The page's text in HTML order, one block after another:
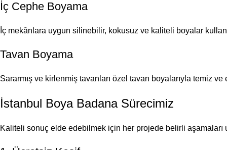
İç Cephe Boyama
İç mekânlara uygun silinebilir, kokusuz ve kaliteli boyalar
Tavan Boyama
Sararmış ve kirlenmiş tavanları özel tavan boyalarıyla temiz
İstanbul Boya Badana Sürecimiz
Kaliteli sonuç elde edebilmek için her projede belirli aşamaları